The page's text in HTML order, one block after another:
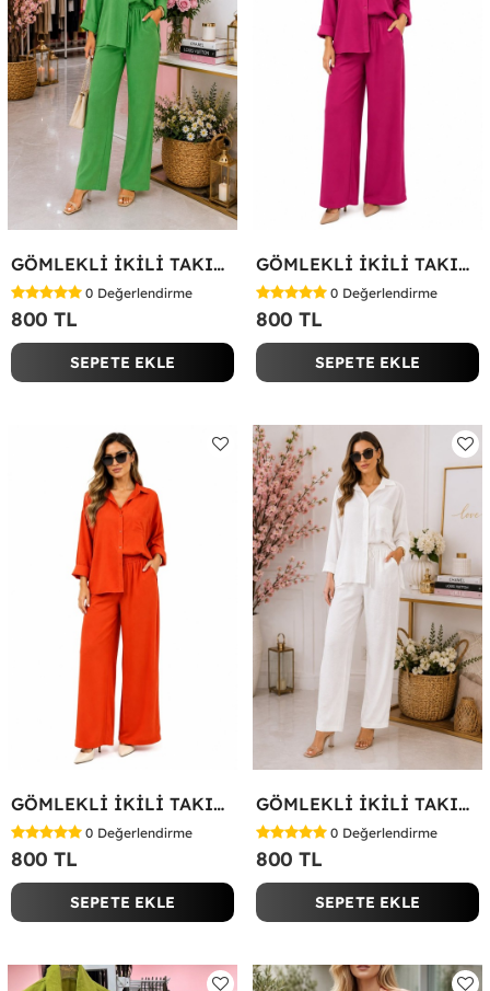
GÖMLEKLİ İKİLİ TAKIM Koyu Yeşil
0 Değerlendirme
800 TL
SEPETE EKLE
GÖMLEKLİ İKİLİ TAKIM Fuşya
0 Değerlendirme
800 TL
SEPETE EKLE
GÖMLEKLİ İKİLİ TAKIM Kırmızı
0 Değerlendirme
800 TL
SEPETE EKLE
GÖMLEKLİ İKİLİ TAKIM Beyaz
0 Değerlendirme
800 TL
SEPETE EKLE